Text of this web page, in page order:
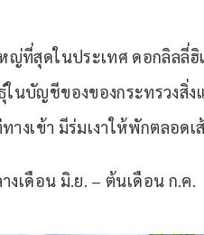
ที่สุดในประเทศ ดอกลิลลี่
นบัญชีของของกระทรวงสิ่
างเข้า มีร่มเงาให้พักตลอ
เดือน มิ.ย. – ต้นเดือน ก.ค.